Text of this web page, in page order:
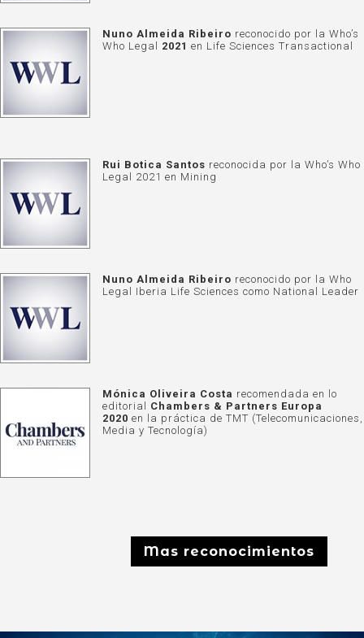
Nuno Almeida Ribeiro reconocido por la Who’s
Who Legal
2021 en Life Sciences Transactional
Rui Botica Santos reconocida por la Who’s Who
Legal 2021 en Mining
Nuno Almeida Ribeiro reconocido por la Who
Legal Iberia Life Sciences como National Leader
Mónica Oliveira Costa recomendada en lo
editorial Chambers & Partners Europa
2020 en la práctica de TMT (Telecomunicaciones,
Media y Tecnología)
Mas reconocimientos